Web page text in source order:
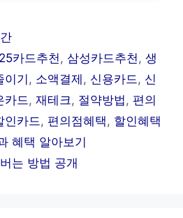
카드추천, 삼성카드추천,생
이기 , 소액결제 , 신용카드, 신
카드, 재테크, 절약방법, 편의
인카드, 편의점혜택, 할인혜택
혜택 알아보기
는 방법 공개